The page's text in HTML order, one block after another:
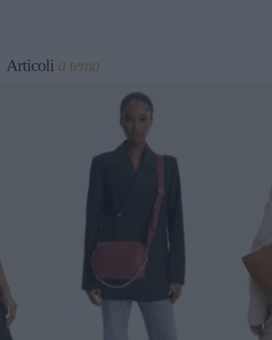
Articoli a tema